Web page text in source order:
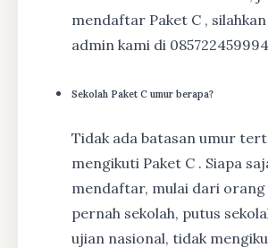
mendaftar Paket C ,
admin kami di 085722459994
Sekolah Paket C umur berapa?
Tidak ada batasan umur
mengikuti Paket C . Siapa
mendaftar, mulai dari
pernah sekolah, putus
ujian nasional, tidak